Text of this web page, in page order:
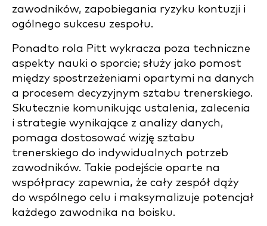
zawodników, zapobiegania ryzyku kontuzji i
ogólnego sukcesu zespołu.
Ponadto rola Pitt wykracza poza techniczne
aspekty nauki o sporcie; służy jako pomost
między spostrzeżeniami opartymi na danych
a procesem decyzyjnym sztabu trenerskiego.
Skutecznie komunikując ustalenia, zalecenia
i strategie wynikające z analizy danych,
pomaga dostosować wizję sztabu
trenerskiego do indywidualnych potrzeb
zawodników. Takie podejście oparte na
współpracy zapewnia, że cały zespół dąży
do wspólnego celu i maksymalizuje potencjał
każdego zawodnika na boisku.